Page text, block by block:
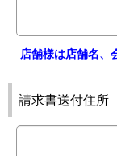
店舗様は店舗名、
請求書送付住所